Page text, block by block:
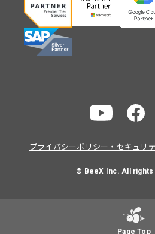
プライバシーポリシー・セキュリ
© BeeX Inc. All
Page Top